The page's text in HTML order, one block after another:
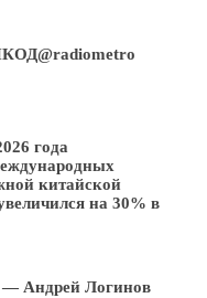
года
китайской
на 30% в
Логинов